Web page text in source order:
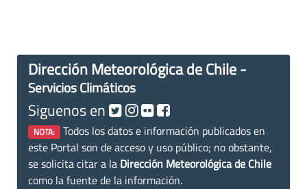
Dirección Meteorológica de Chile -
Servicios Climáticos
Siguenos en
NOTA: Todos los datos e información publicados en
este Portal son de acceso y uso público; no obstante,
se solicita citar a la Dirección Meteorológica de Chile
como la fuente de la información.